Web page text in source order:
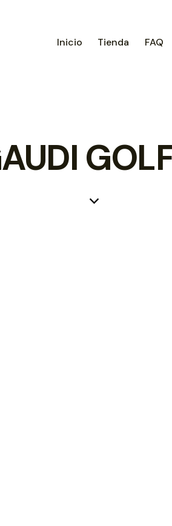
Inicio Tienda FAQ